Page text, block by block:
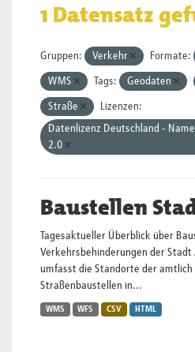
1 Datensatz
Gruppen: Verkehr Formate:
WMS Tags: Geodaten
Straße
Lizenzen:
Datenlizenz Deutschland -
2.0
Baustellen
Tagesaktueller Überblick über
Verkehrsbehinderungen der
umfasst die Standorte der amtlich
Straßenbaustellen in...
WMS WFS CSV HTML